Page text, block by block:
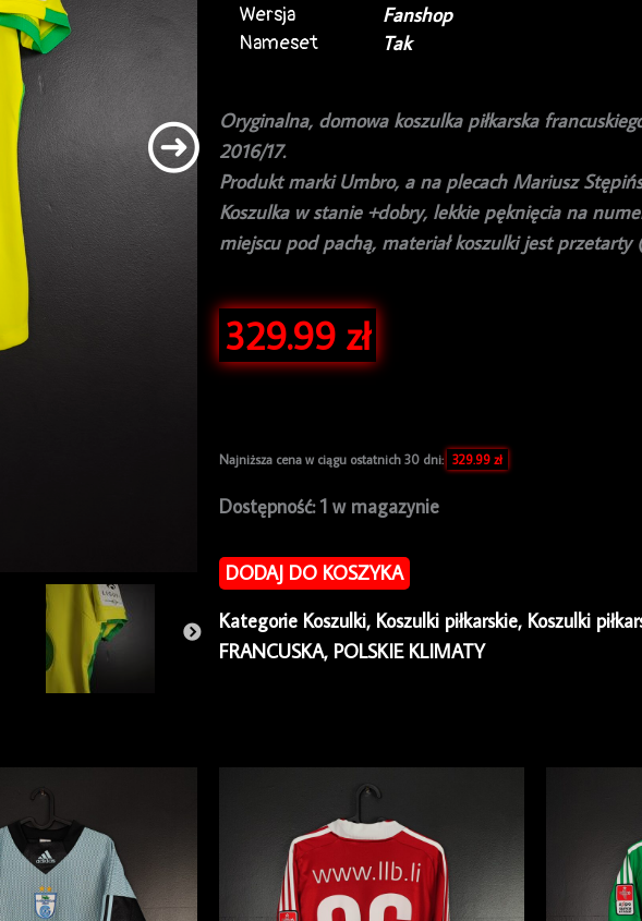
Wersja
Fanshop
Nameset
Tak
Oryginalna, domowa koszulka piłkarska
2016/17.
Produkt marki Umbro, a na plecach Mariusz
Koszulka w stanie +dobry, lekkie pęknięcia na
miejscu pod pachą, materiał koszulki jest przetarty
329.99 zł
Najniższa cena w ciągu ostatnich 30 dni: 329.99 zł
Dostępność: 1 w magazynie
ilość
piłkarska
Nantes
2016/17
Home
DODAJ DO KOSZYKA
Kategorie Koszulki, Koszulki piłkarskie, Koszulki
FRANCUSKA, POLSKIE KLIMATY